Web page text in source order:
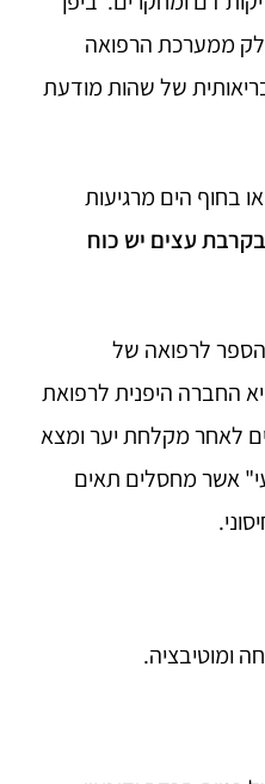
ממערכת הרפואה
של שהות מודעת
בחוף הים מרגיעות
עצים יש כוח
הספר לרפואה של
החברה היפנית לרפואת
לאחר מקלחת יער ומצא
אשר מחסלים תאים
ומוטיבציה.